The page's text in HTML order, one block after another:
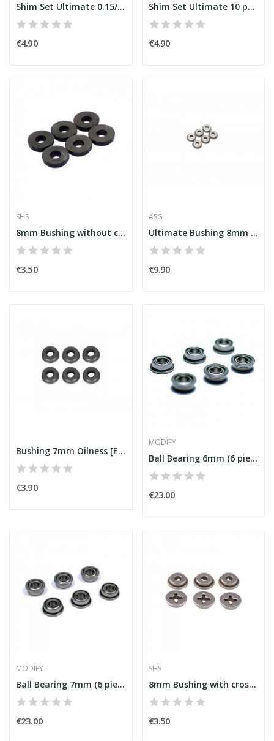
Shim Set Ultimate 0.15/0.30 mm [ASG]
€4.90
Shim Set Ultimate 10 pcs 0.10/0.20mm [ASG]
€4.90
SHS
8mm Bushing without cross slot [SHS]
€3.50
ASG
Ultimate Bushing 8mm Graphite (6pcs) [ASG]
€9.90
Bushing 7mm Oilness [Element]
€3.90
MODIFY
Ball Bearing 6mm (6 pieces) [MODIFY]
€23.00
MODIFY
Ball Bearing 7mm (6 pieces) [MODIFY]
€23.00
SHS
8mm Bushing with cross slot [SHS]
€3.50